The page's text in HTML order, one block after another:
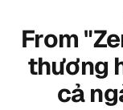
From
thương
cả